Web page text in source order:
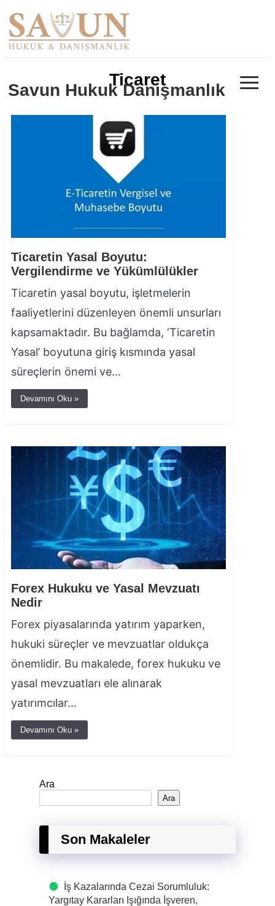
Savun Hukuk Danışmanlık ≡
Ticaret
Ticaretin Yasal Boyutu:
Vergilendirme ve Yükümlülükler
Ticaretin yasal boyutu, işletmelerin
faaliyetlerini düzenleyen önemli unsurları
kapsamaktadır. Bu bağlamda, ‘Ticaretin
Yasal’ boyutuna giriş kısmında yasal
süreçlerin önemi ve…
Devamını Oku »
Forex Hukuku ve Yasal Mevzuatı
Nedir
Forex piyasalarında yatırım yaparken,
hukuki süreçler ve mevzuatlar oldukça
önemlidir. Bu makalede, forex hukuku ve
yasal mevzuatları ele alınarak
yatırımcılar…
Devamını Oku »
Ara
Ara
Son Makaleler
İş Kazalarında Cezai Sorumluluk:
Yargıtay Kararları Işığında İşveren,